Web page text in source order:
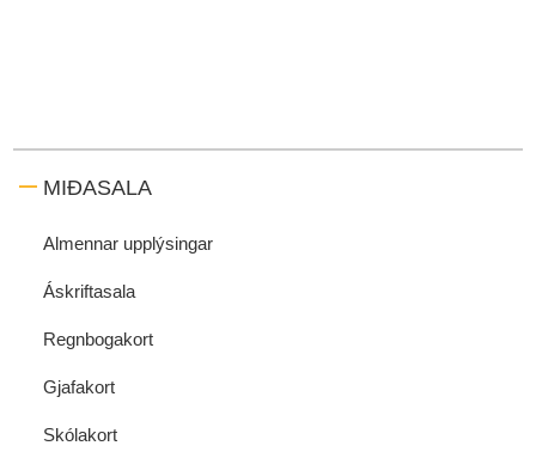
MIÐASALA
Almennar upplýsingar
Áskriftasala
Regnbogakort
Gjafakort
Skólakort